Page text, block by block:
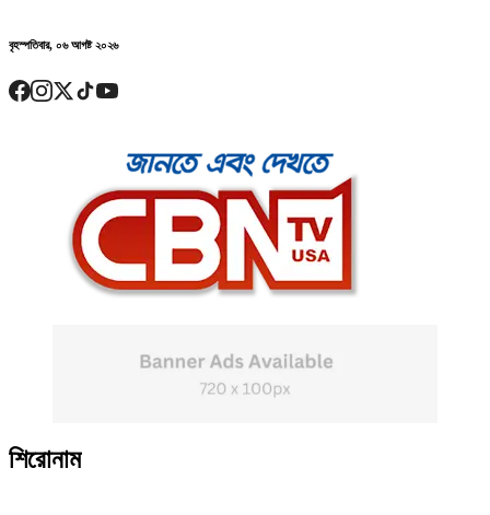
বৃহস্পতিবার, ০৬ আগষ্ট ২০২৬
শিরোনাম